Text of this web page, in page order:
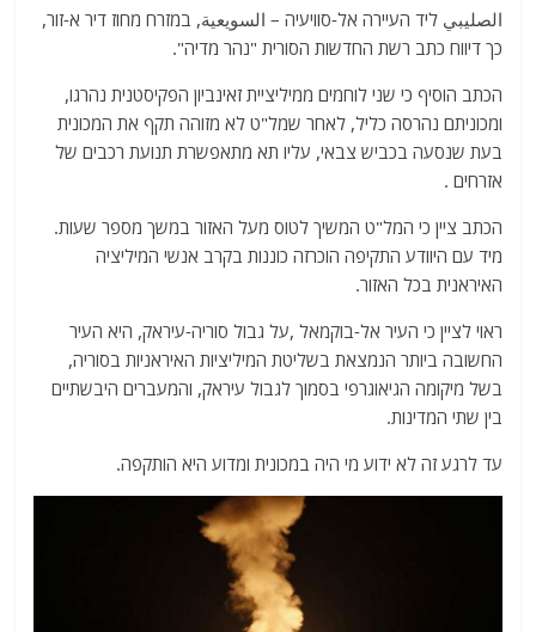
s
A
p
p
g
ra
m
l
er
e
b
o
o
k
الصليبي ליד העיירה אל-סוויעיה – السويعية, במזרח מחוז דיר א-זור,
כך דיווח כתב רשת החדשות הסורית "נהר מדיה".
הכתב הוסיף כי שני לוחמים ממיליציית זאינביון הפקיסטנית נהרגו,
ומכוניתם נהרסה כליל, לאחר שמל"ט לא מזוהה תקף את המכונית
בעת שנסעה בכביש צבאי, עליו תא מתאפשרת תנועת רכבים של
אזרחים .
הכתב ציין כי המל"ט המשיך לטוס מעל האזור במשך מספר שעות.
מיד עם היוודע התקיפה הוכרזה כוננות בקרב אנשי המיליציה
האיראנית בכל האזור.
ראוי לציין כי העיר אל-בוקמאל ,על גבול סוריה-עיראק, היא העיר
החשובה ביותר הנמצאת בשליטת המיליציות האיראניות בסוריה,
בשל מיקומה הגיאוגרפי בסמוך לגבול עיראק, והמעברים היבשתיים
בין שתי המדינות.
עד לרגע זה לא ידוע מי היה במכונית ומדוע היא הותקפה.